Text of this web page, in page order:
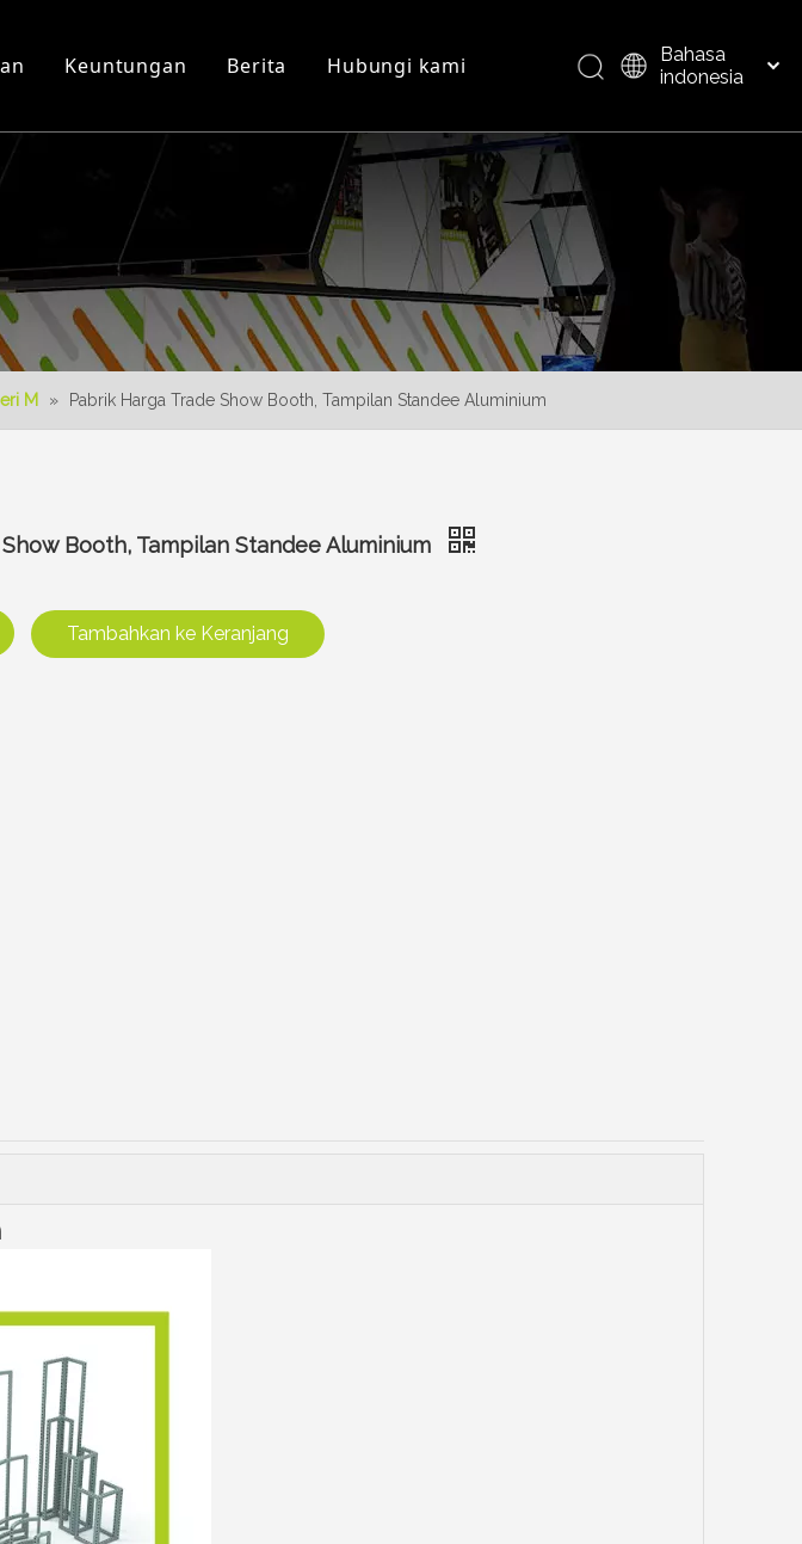
Ikhtisar produk
Keuntungan Berita Hubungi kami
Bahasa
indonesia
Italiano
Pусский
Nederlands
Português
Deutsch
Español
English
M » Pabrik Harga Trade Show Booth, Tampilan Standee Aluminium
Booth, Tampilan Standee Aluminium
Tambahkan ke Keranjang